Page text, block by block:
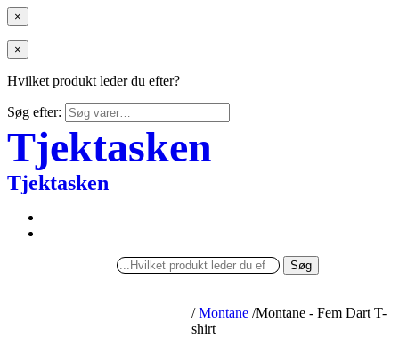
×
×
Hvilket produkt leder du efter?
Søg efter:
Tjektasken
Tjektasken
Søg
/ Montane /Montane - Fem Dart T-
shirt